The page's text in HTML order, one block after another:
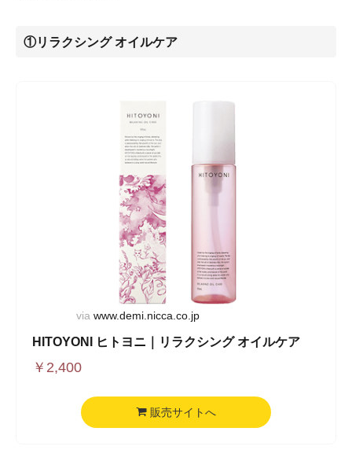
①リラクシング オイルケア
via www.demi.nicca.co.jp
HITOYONI ヒトヨニ｜リラクシング オイルケア
￥ 2,400
販売サイトへ